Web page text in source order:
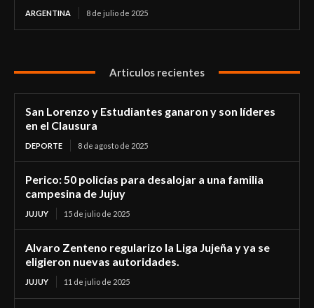
ARGENTINA 8 de julio de 2025
Articulos recientes
San Lorenzo y Estudiantes ganaron y son líderes
en el Clausura
DEPORTE 8 de agosto de 2025
Perico: 50 policías para desalojar a una familia
campesina de Jujuy
JUJUY 15 de julio de 2025
Alvaro Zenteno regularizo la Liga Jujeña y ya se
eligieron nuevas autoridades.
JUJUY 11 de julio de 2025